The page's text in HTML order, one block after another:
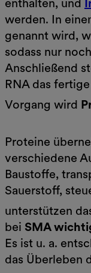
werden. In
genannt wird,
sodass nur
Anschließend
RNA das
Vorgang wird
Proteine
verschiedene
Baustoffe,
Sauerstoff,
unterstützen
bei SMA
Es ist u. a.
das Überleben